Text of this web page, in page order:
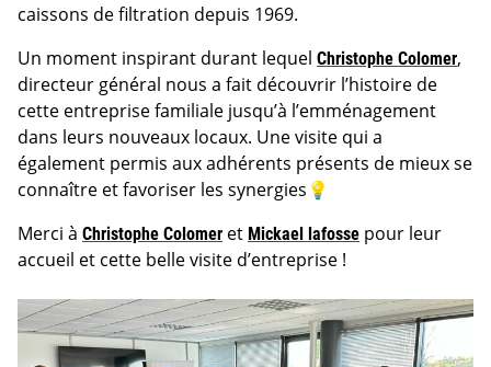
caissons de filtration depuis 1969.
Un moment inspirant durant lequel Christophe Colomer,
directeur général nous a fait découvrir l’histoire de
cette entreprise familiale jusqu’à l’emménagement
dans leurs nouveaux locaux. Une visite qui a
également permis aux adhérents présents de mieux se
connaître et favoriser les synergies💡
Merci à Christophe Colomer et Mickael lafosse pour leur
accueil et cette belle visite d’entreprise !